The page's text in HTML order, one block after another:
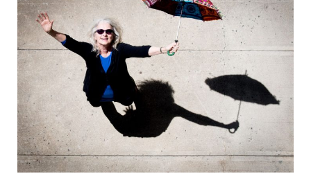
À LA POINTE DE LA PROFESSION
À PROPOS DEVENIR MEMBRE NOUS JOINDRE